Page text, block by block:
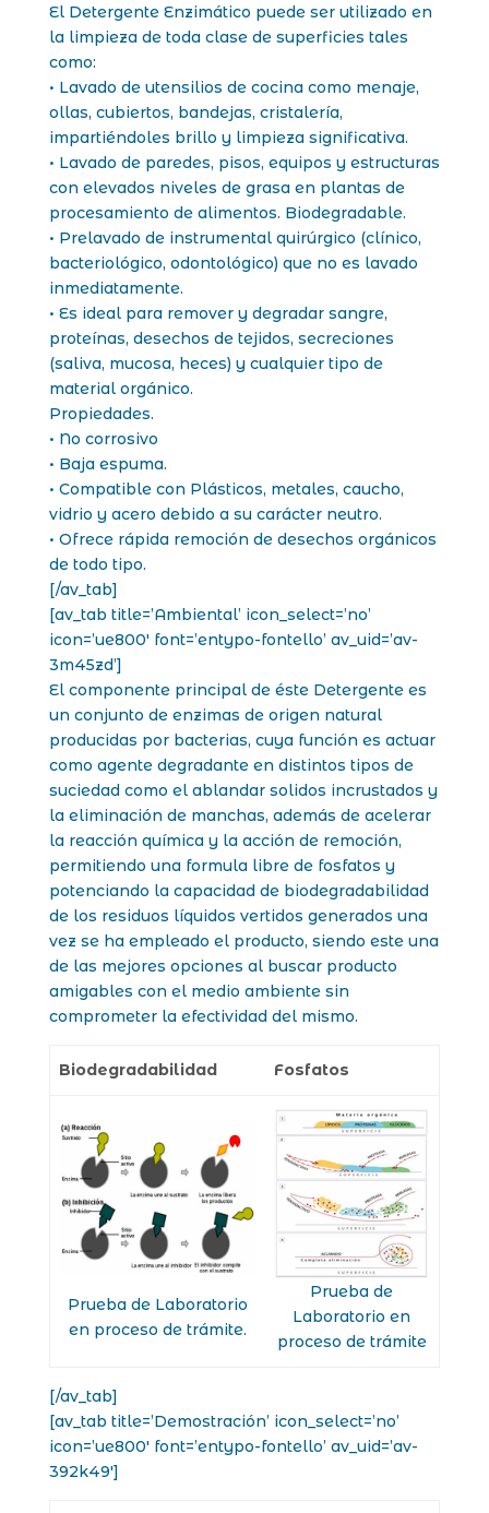
El Detergente Enzimático puede ser utilizado en
la limpieza de toda clase de superficies tales
como:
• Lavado de utensilios de cocina como menaje,
ollas, cubiertos, bandejas, cristalería,
impartiéndoles brillo y limpieza significativa.
• Lavado de paredes, pisos, equipos y estructuras
con elevados niveles de grasa en plantas de
procesamiento de alimentos. Biodegradable.
• Prelavado de instrumental quirúrgico (clínico,
bacteriológico, odontológico) que no es lavado
inmediatamente.
• Es ideal para remover y degradar sangre,
proteínas, desechos de tejidos, secreciones
(saliva, mucosa, heces) y cualquier tipo de
material orgánico.
Propiedades.
• No corrosivo
• Baja espuma.
• Compatible con Plásticos, metales, caucho,
vidrio y acero debido a su carácter neutro.
• Ofrece rápida remoción de desechos orgánicos
de todo tipo.
[/av_tab]
[av_tab title=’Ambiental’ icon_select=’no’
icon=’ue800′ font=’entypo-fontello’ av_uid=’av-
3m45zd’]
El componente principal de éste Detergente es
un conjunto de enzimas de origen natural
producidas por bacterias, cuya función es actuar
como agente degradante en distintos tipos de
suciedad como el ablandar solidos incrustados y
la eliminación de manchas, además de acelerar
la reacción química y la acción de remoción,
permitiendo una formula libre de fosfatos y
potenciando la capacidad de biodegradabilidad
de los residuos líquidos vertidos generados una
vez se ha empleado el producto, siendo este una
de las mejores opciones al buscar producto
amigables con el medio ambiente sin
comprometer la efectividad del mismo.
Biodegradabilidad Fosfatos
Prueba de Laboratorio
en proceso de trámite.
Prueba de
Laboratorio en
proceso de trámite
[/av_tab]
[av_tab title=’Demostración’ icon_select=’no’
icon=’ue800′ font=’entypo-fontello’ av_uid=’av-
392k49′]